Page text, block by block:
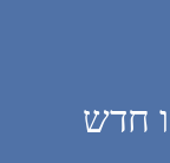
חדש